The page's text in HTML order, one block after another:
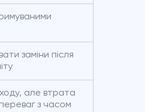
заміни після
але втрата
з часом